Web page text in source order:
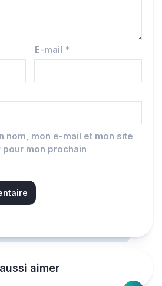
E-mail *
nom, mon e-mail et mon site
mon prochain
aimer